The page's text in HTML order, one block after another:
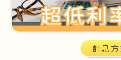
計息